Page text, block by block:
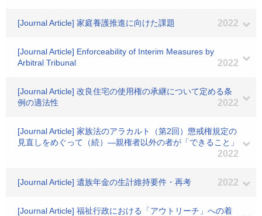
[Journal Article] 家庭養護推進に向けた課題 2022
[Journal Article] Enforceability of Interim Measures by
Arbitral Tribunal
2022
[Journal Article] 改良住宅の使用権の承継について定める条
例の適法性
2022
[Journal Article] 家族法のアラカルト（第2回）懲戒権規定の
見直しをめぐって（続）―親権者以外の者が「できること」
2022
[Journal Article] 遺族年金の生計維持要件・再考 2022
[Journal Article] 福祉行政における「アウトリーチ」への着